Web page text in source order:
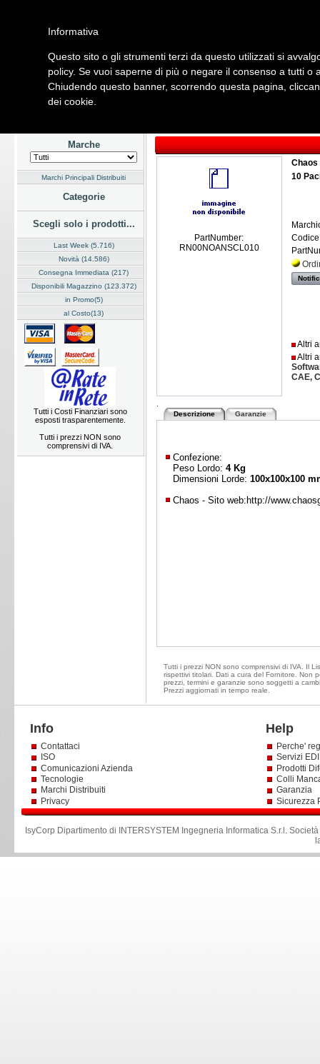
Home Listino Marchi Dati Cliente Servizi Company
Hardware Software Fotografia Telefonia Audio Video
Marche
Marchi Principali Distribuiti
Categorie
Scegli solo i prodotti...
Last Week (5.716)
Novità (14.586)
Consegna Immediata (217)
Disponibili Magazzino (123.372)
in Promo(5)
al Costo(13)
Tutti i Costi Finanziari sono
esposti trasparentemente.
Tutti i prezzi NON sono
comprensivi di IVA.
PartNumber:
RN00NOANSCL010
Chaos
10
Altri
Altri
CAE,
Descrizione Garanzie
Confezione:
Peso Lordo: 4 Kg
Dimensioni Lorde: 100x100x100
Chaos - Sito web: http://
Tutti i prezzi NON sono comprensivi di IVA. Il
rispettivi titolari. Dati a cura del Fornitore. Non
prezzi, termini e garanzie sono soggetti a
Prezzi aggiornati in tempo reale.
Info Help
Contattaci
ISO
Comunicazioni Azienda
Tecnologie
Marchi Distribuiti
Privacy
Perche'
Servizi
Prodotti
Colli
Garanzia
Sicurezza
IsyCorp Dipartimento di INTERSYSTEM Ingegneria Informatica S.r.l .
Informativa
Questo sito o gli strumenti terzi da questo utilizzati si
policy. Se vuoi saperne di più o negare il consenso a tutti o
Chiudendo questo banner, scorrendo questa pagina,
dei cookie.